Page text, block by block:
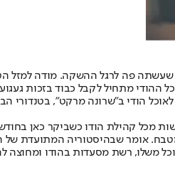
פה לרגל ההשקה. מודה למזל
מתחיל לקבל כבוד בזכות
הודי ב"שרונה מרקט", בטנדורי
מכל קהילת הודו כשביקר כאן
אומר שבהיסטוריה המתועדת
משלו, רשת מסעדות בהודו